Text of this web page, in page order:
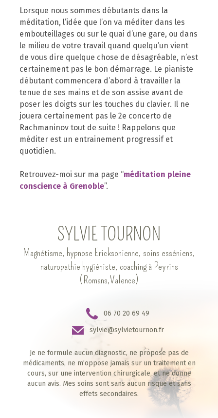
Lorsque nous sommes débutants dans la
méditation, l’idée que l’on va méditer dans les
embouteillages ou sur le quai d’une gare, ou dans
le milieu de votre travail quand quelqu’un vient
de vous dire quelque chose de désagréable, n’est
certainement pas le bon démarrage. Le pianiste
débutant commencera d’abord à travailler la
tenue de ses mains et de son assise avant de
poser les doigts sur les touches du clavier. Il ne
jouera certainement pas le 2e concerto de
Rachmaninov tout de suite ! Rappelons que
méditer est un entrainement progressif et
quotidien.
Retrouvez-moi sur ma page “méditation pleine
conscience à Grenoble”.
SYLVIE TOURNON
Magnétisme, hypnose Ericksonienne, soins esséniens,
naturopathie hygiéniste, coaching à Peyrins
(Romans,Valence)
06 70 20 69 49
sylvie@sylvietournon.fr
Je ne formule aucun diagnostic, ne propose pas de
médicaments, ne m’oppose jamais sur un traitement en
cours, sur une intervention chirurgicale, et ne donne
aucun avis. Mes soins sont sans aucun risque et sans
effets secondaires.